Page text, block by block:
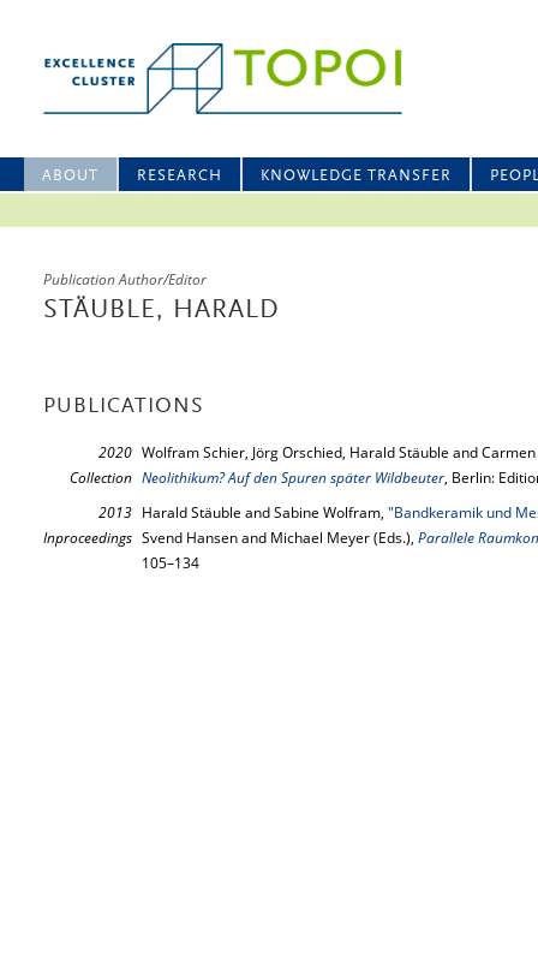
ABOUT RESEARCH KNOWLEDGE TRANSFER
Publication Author/Editor
STÄUBLE, HARALD
PUBLICATIONS
2020
Collection
Wolfram Schier, Jörg Orschied, Harald Stäuble and
Neolithikum? Auf den Spuren später Wildbeuter, Berlin:
2013
Inproceedings
Harald Stäuble and Sabine Wolfram, "Bandkeramik und
Svend Hansen and Michael Meyer (Eds.), Parallele
105–134